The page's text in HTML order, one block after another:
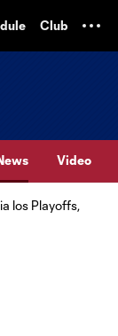
Club
Video